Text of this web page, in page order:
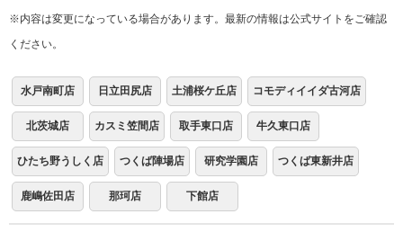
※内容は変更になっている場合があります。最新の情報は公式サイトをご確認
ください。
水戸南町店 日立田尻店 土浦桜ケ丘店 コモディイイダ古河店
北茨城店 カスミ笠間店 取手東口店 牛久東口店
ひたち野うしく店 つくば陣場店 研究学園店 つくば東新井店
鹿嶋佐田店 那珂店 下館店